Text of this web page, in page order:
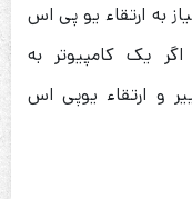
به ارتقاء یو پی اس
یک کامپیوتر به
و ارتقاء یوپی اس